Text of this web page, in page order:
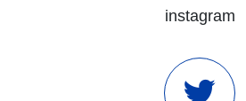
instagram